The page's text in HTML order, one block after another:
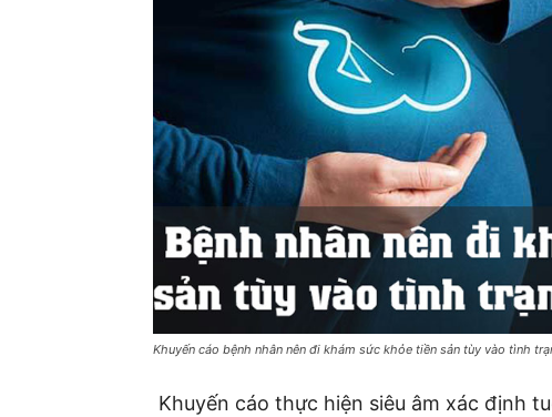
Khuyến cáo bệnh nhân nên đi khám sức khỏe tiền sản tùy vào tình
 Khuyến cáo thực hiện siêu âm xác định